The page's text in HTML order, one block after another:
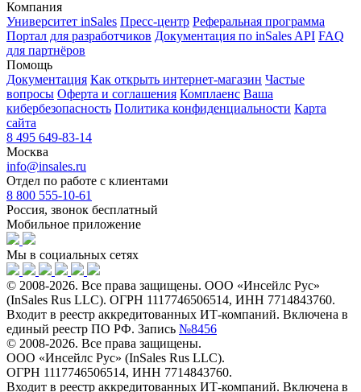
Компания
Университет inSales Пресс-центр Реферальная программа
Портал для разработчиков Документация по inSales API FAQ
для партнёров
Помощь
Документация Как открыть интернет-магазин Частые
вопросы Оферта и соглашения Комплаенс Ваша
кибербезопасность Политика конфиденциальности Карта
сайта
8 495 649-83-14
Москва
info@insales.ru
Отдел по работе с клиентами
8 800 555-10-61
Россия, звонок бесплатный
Мобильное приложение
Мы в социальных сетях
© 2008-2026. Все права защищены. ООО «Инсейлс Рус»
(InSales Rus LLC). ОГРН 1117746506514, ИНН 7714843760.
Входит в реестр аккредитованных ИТ-компаний. Включена в
единый реестр ПО РФ. Запись №8456
© 2008-2026. Все права защищены.
ООО «Инсейлс Рус» (InSales Rus LLC).
ОГРН 1117746506514, ИНН 7714843760.
Входит в реестр аккредитованных ИТ-компаний. Включена в